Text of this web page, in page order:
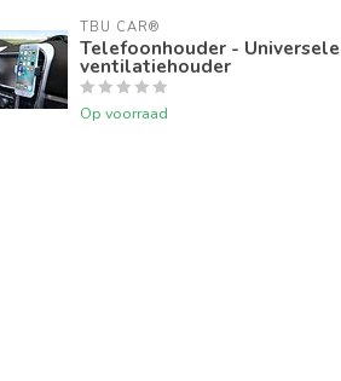
TBU CAR®
Telefoonhouder - Universele
ventilatiehouder
Op voorraad